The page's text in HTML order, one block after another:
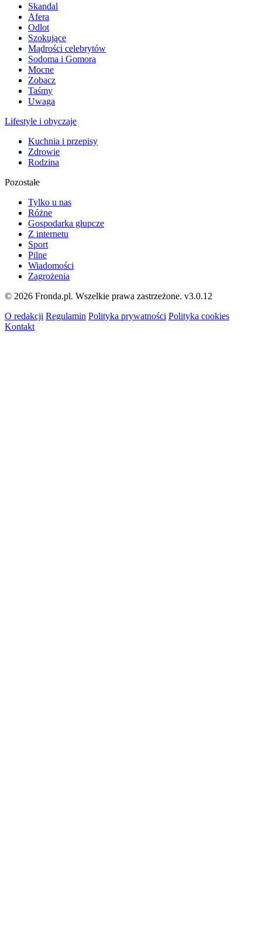
Skandal
Afera
Odlot
Szokujące
Mądrości celebrytów
Sodoma i Gomora
Mocne
Zobacz
Taśmy
Uwaga
Lifestyle i obyczaje
Kuchnia i przepisy
Zdrowie
Rodzina
Pozostałe
Tylko u nas
Różne
Gospodarka głupcze
Z internetu
Sport
Pilne
Wiadomości
Zagrożenia
© 2026 Fronda.pl. Wszelkie prawa zastrzeżone. v3.0.12
O redakcji Regulamin Polityka prywatności Polityka cookies
Kontakt